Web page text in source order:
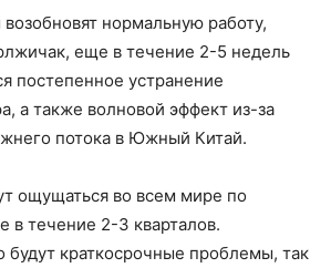
нормальную работу,
еще в течение 2-5 недель
постепенное устранение
а также волновой эффект из-за
потока в Южный Китай.
ощущаться во всем мире по
в течение 2-3 кварталов.
будут краткосрочные проблемы, так